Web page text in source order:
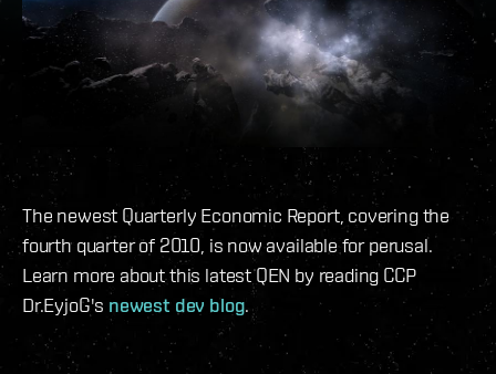
The newest Quarterly Economic Report, covering the
fourth quarter of 2010, is now available for perusal.
Learn more about this latest QEN by reading CCP
Dr.EyjoG's newest dev blog.